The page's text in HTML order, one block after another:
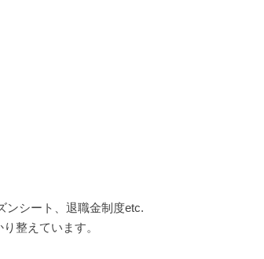
ンシート、退職金制度etc.
整えています。